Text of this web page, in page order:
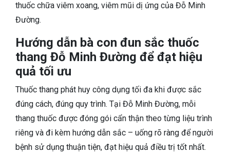
thuốc chữa viêm xoang, viêm mũi dị ứng của Đỗ Minh
Đường.
Hướng dẫn bà con đun sắc thuốc
thang Đỗ Minh Đường để đạt hiệu
quả tối ưu
Thuốc thang phát huy công dụng tối đa khi được sắc
đúng cách, đúng quy trình. Tại Đỗ Minh Đường, mỗi
thang thuốc được đóng gói cẩn thận theo từng liệu trình
riêng và đi kèm hướng dẫn sắc – uống rõ ràng để người
bệnh sử dụng thuận tiện, đạt hiệu quả điều trị tốt nhất.